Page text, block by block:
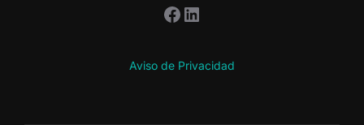
Facebook
LinkedIn
Aviso de Privacidad